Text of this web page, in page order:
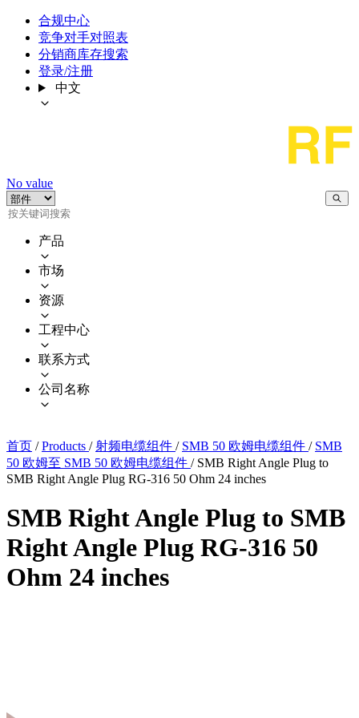
合规中心
竞争对手对照表
分销商库存搜索
登录/注册
中文
No value
产品
市场
资源
工程中心
联系方式
公司名称
首页 / Products / 射频电缆组件 / SMB 50 欧姆电缆组件 / SMB
50 欧姆至 SMB 50 欧姆电缆组件 / SMB Right Angle Plug to
SMB Right Angle Plug RG-316 50 Ohm 24 inches
SMB Right Angle Plug to SMB
Right Angle Plug RG-316 50
Ohm 24 inches